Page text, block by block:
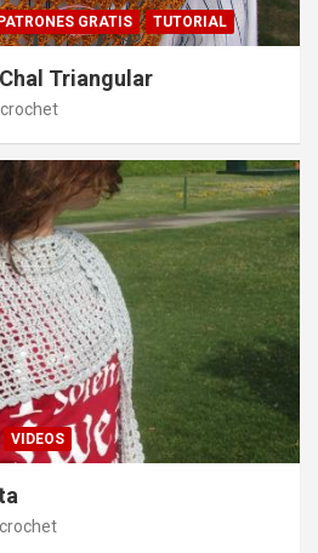
GRATIS TUTORIAL
Triangular
VIDEOS